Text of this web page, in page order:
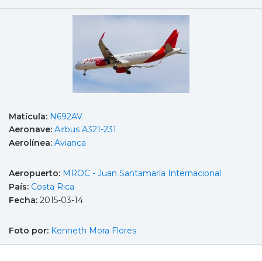
Matícula: N692AV
Aeronave: Airbus A321-231
Aerolínea: Avianca
Aeropuerto: MROC - Juan Santamaría Internacional
País: Costa Rica
Fecha: 2015-03-14
Foto por: Kenneth Mora Flores